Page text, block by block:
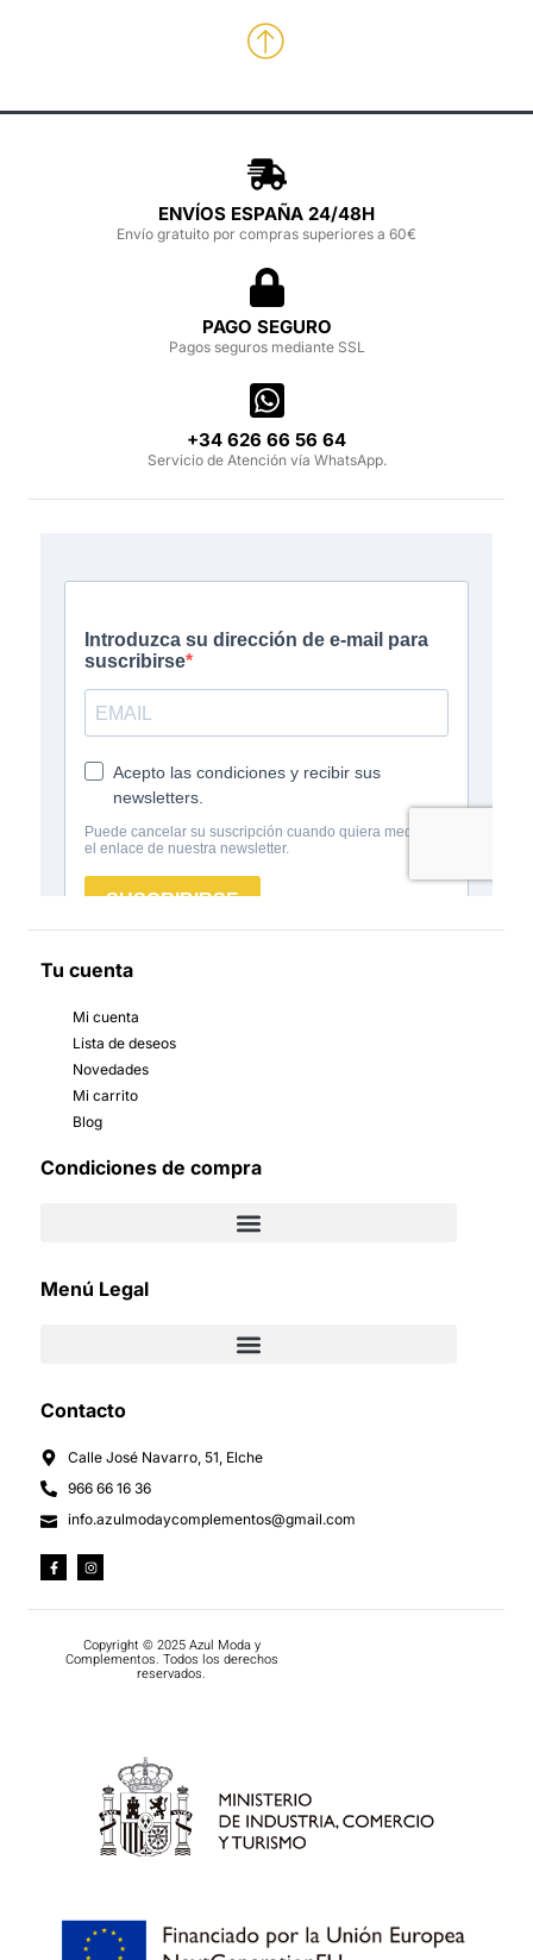
ENVÍOS ESPAÑA 24/48H
Envío gratuito por compras superiores a 60€
PAGO SEGURO
Pagos seguros mediante SSL
‪+34 626 66 56 64‬
Servicio de Atención vía WhatsApp.
Tu cuenta
Mi cuenta
Lista de deseos
Novedades
Mi carrito
Blog
Condiciones de compra
Menú Legal
Contacto
Calle José Navarro, 51, Elche
966 66 16 36
info.azulmodaycomplementos@gmail.com
Copyright © 2025 Azul Moda y
Complementos. Todos los derechos
reservados.